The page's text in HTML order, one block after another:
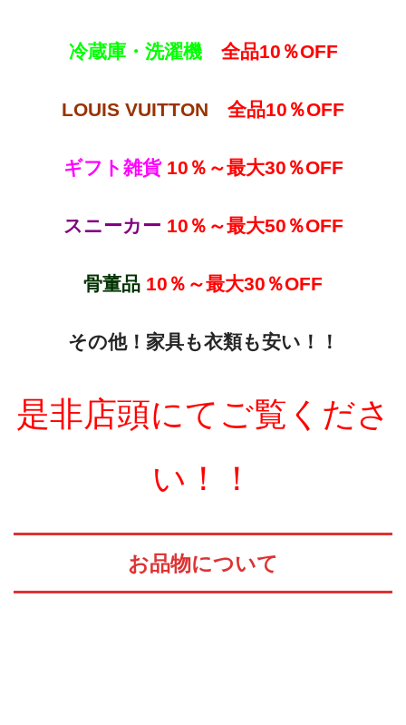
冷蔵庫・洗濯機 全品10％OFF
LOUIS VUITTON 全品10％OFF
ギフト雑貨 10％～最大30％OFF
スニーカー 10％～最大50％OFF
骨董品 10％～最大30％OFF
その他！家具も衣類も安い！！
是非店頭にてご覧くださ
い！！
お品物について